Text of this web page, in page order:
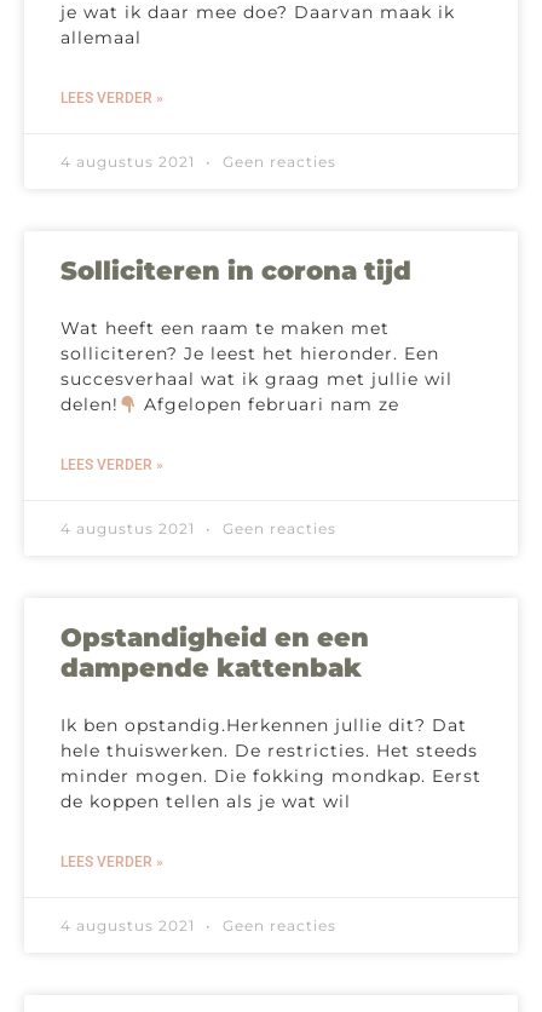
je wat ik daar mee doe? Daarvan maak ik
allemaal
LEES VERDER »
4 augustus 2021 Geen reacties
Solliciteren in corona tijd
Wat heeft een raam te maken met
solliciteren? Je leest het hieronder. Een
succesverhaal wat ik graag met jullie wil
delen!
Afgelopen februari nam ze
LEES VERDER »
4 augustus 2021 Geen reacties
Opstandigheid en een
dampende kattenbak
Ik ben opstandig.Herkennen jullie dit? Dat
hele thuiswerken. De restricties. Het steeds
minder mogen. Die fokking mondkap. Eerst
de koppen tellen als je wat wil
LEES VERDER »
4 augustus 2021 Geen reacties